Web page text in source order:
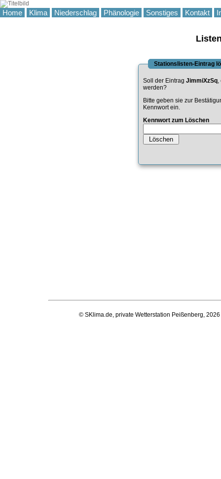
Home Klima Niederschlag Phänologie Sonstiges Kontakt
Stationslisten-Eintrag
Soll der Eintrag JimmiXzSq,
werden?
Bitte geben sie zur
Kennwort ein.
Kennwort zum Löschen
© SKlima.de, private Wetterstation Peißenberg,